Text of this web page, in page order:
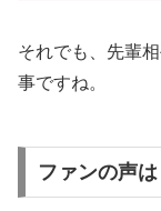
それでも、先輩
事ですね。
ファンの声は